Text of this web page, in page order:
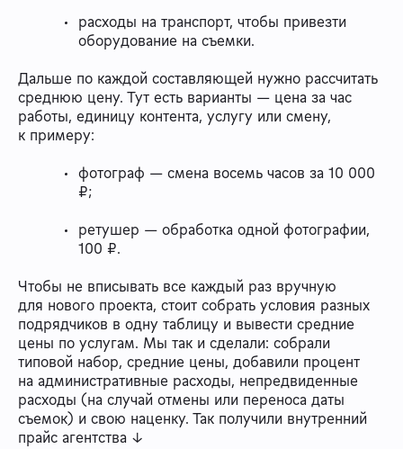
расходы на транспорт, чтобы привезти
оборудование на съемки.
Дальше по каждой составляющей нужно рассчитать
среднюю цену. Тут есть варианты — цена за час
работы, единицу контента, услугу или смену,
к примеру:
фотограф — смена восемь часов за 10 000
₽;
ретушер — обработка одной фотографии,
100 ₽.
Чтобы не вписывать все каждый раз вручную
для нового проекта, стоит собрать условия разных
подрядчиков в одну таблицу и вывести средние
цены по услугам. Мы так и сделали: собрали
типовой набор, средние цены, добавили процент
на административные расходы, непредвиденные
расходы (на случай отмены или переноса даты
съемок) и свою наценку. Так получили внутренний
прайс агентства ↓